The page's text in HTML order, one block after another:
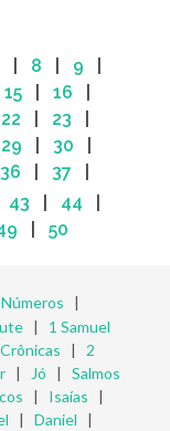
8 9
15 16
22 23
29 30
36 37
43 44
50
Números |
| 1 Samuel
| 2
| Jó | Salmos
| Isaías |
| Daniel |